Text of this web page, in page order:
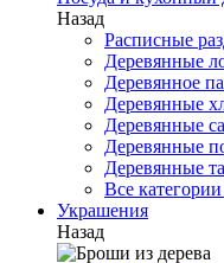
Назад
Расписные
Деревянные
Деревянное
Деревянные
Деревянные
Деревянные
Деревянные
Все
Украшения
Назад